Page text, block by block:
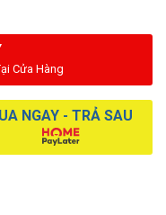
Cửa Hàng
NGAY - TRẢ SAU